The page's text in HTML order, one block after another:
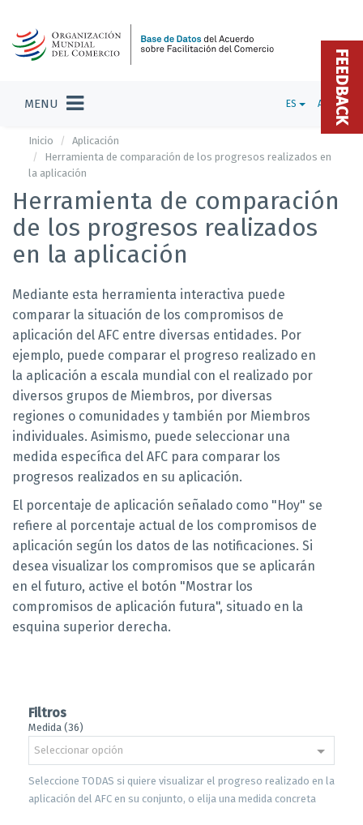
MENU ES ADMIN
Inicio
Aplicación
Herramienta de comparación de los progresos realizados en
la aplicación
Herramienta de comparación
de los progresos realizados
en la aplicación
Mediante esta herramienta interactiva puede
comparar la situación de los compromisos de
aplicación del AFC entre diversas entidades. Por
ejemplo, puede comparar el progreso realizado en
la aplicación a escala mundial con el realizado por
diversos grupos de Miembros, por diversas
regiones o comunidades y también por Miembros
individuales. Asimismo, puede seleccionar una
medida específica del AFC para comparar los
progresos realizados en su aplicación.
El porcentaje de aplicación señalado como "Hoy" se
refiere al porcentaje actual de los compromisos de
aplicación según los datos de las notificaciones. Si
desea visualizar los compromisos que se aplicarán
en el futuro, active el botón "Mostrar los
compromisos de aplicación futura", situado en la
esquina superior derecha.
Filtros
Medida (36)
Seleccionar opción
Seleccione TODAS si quiere visualizar el progreso realizado en la
aplicación del AFC en su conjunto, o elija una medida concreta
FEEDBACK